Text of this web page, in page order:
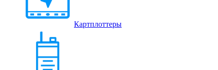
Картплоттеры